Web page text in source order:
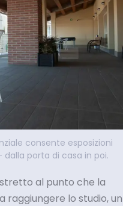
consente esposizioni
porta di casa in poi.
al punto che la
raggiungere lo studio, un